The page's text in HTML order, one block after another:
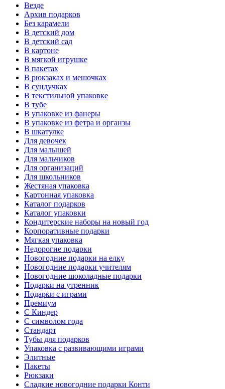
Везде
Архив подарков
Без карамели
В детский дом
В детский сад
В картоне
В мягкой игрушке
В пакетах
В рюкзаках и мешочках
В сундучках
В текстильной упаковке
В тубе
В упаковке из фанеры
В упаковке из фетра и органзы
В шкатулке
Для девочек
Для малышей
Для мальчиков
Для организаций
Для школьников
Жестяная упаковка
Картонная упаковка
Каталог подарков
Каталог упаковки
Кондитерские наборы на новый год
Корпоративные подарки
Мягкая упаковка
Недорогие подарки
Новогодние подарки на елку
Новогодние подарки учителям
Новогодние шоколадные подарки
Подарки на утренник
Подарки с играми
Премиум
С Киндер
С символом года
Стандарт
Тубы для подарков
Упаковка с развивающими играми
Элитные
Пакеты
Рюкзаки
Сладкие новогодние подарки Конти